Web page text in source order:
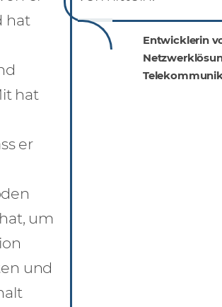
hat
hat
er
um
und
Entwicklerin